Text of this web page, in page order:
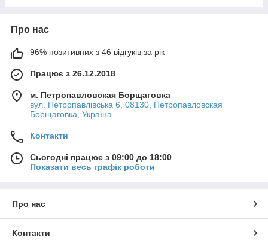
Про нас
96% позитивних з 46 відгуків за рік
Працює з 26.12.2018
м. Петропавловская Борщаговка
вул. Петропавлівська 6, 08130, Петропавловская
Борщаговка, Україна
Контакти
Сьогодні працює з 09:00 до 18:00
Показати весь графік роботи
Про нас
Контакти